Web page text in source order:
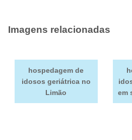
Imagens relacionadas
hospedagem de
idosos geriátrica no
Limão
em